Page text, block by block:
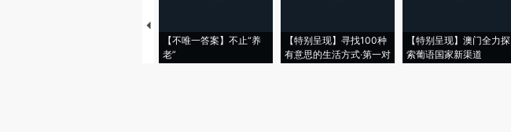
【不唯一答案】不止“养
老”
【特别呈现】寻找100种
有意思的生活方式·第一对
【特别呈现】澳门全力探
索葡语国家新渠道